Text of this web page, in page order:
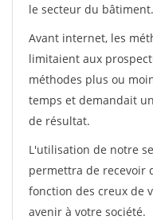
le secteur du bâtiment.
Avant internet, les
limitaient aux
méthodes plus ou
temps et demandait
de résultat.
L'utilisation de notre
permettra de recevoir
fonction des creux de
avenir à votre société.